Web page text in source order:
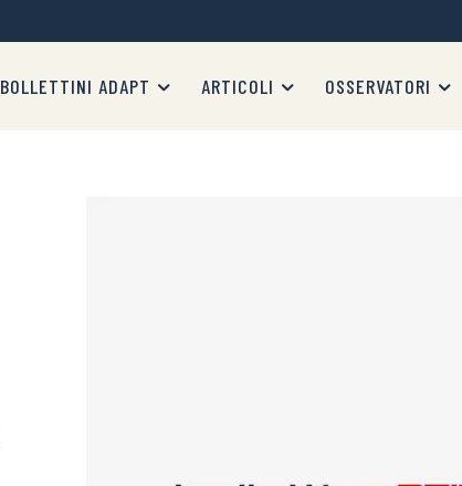
BOLLETTINI ADAPT ARTICOLI OSSERVATORI